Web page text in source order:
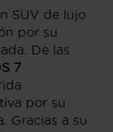
SUV de lujo
por su
De las
7
por su
Gracias a su